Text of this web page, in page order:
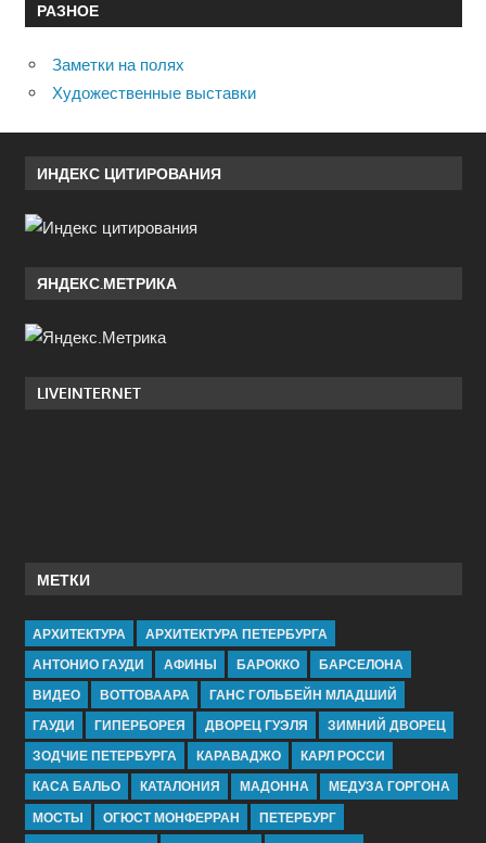
РАЗНОЕ
Заметки на полях
Художественные выставки
ИНДЕКС ЦИТИРОВАНИЯ
ЯНДЕКС.МЕТРИКА
LIVEINTERNET
МЕТКИ
АРХИТЕКТУРА
АРХИТЕКТУРА ПЕТЕРБУРГА
АНТОНИО ГАУДИ
АФИНЫ БАРОККО
БАРСЕЛОНА
ВИДЕО
ВОТТОВААРА
ГАНС ГОЛЬБЕЙН МЛАДШИЙ
ГАУДИ
ГИПЕРБОРЕЯ ДВОРЕЦ ГУЭЛЯ
ЗИМНИЙ ДВОРЕЦ
ЗОДЧИЕ ПЕТЕРБУРГА
КАРАВАДЖО
КАРЛ РОССИ
КАСА БАЛЬО
КАТАЛОНИЯ МАДОННА
МЕДУЗА ГОРГОНА
МОСТЫ
ОГЮСТ МОНФЕРРАН
ПЕТЕРБУРГ